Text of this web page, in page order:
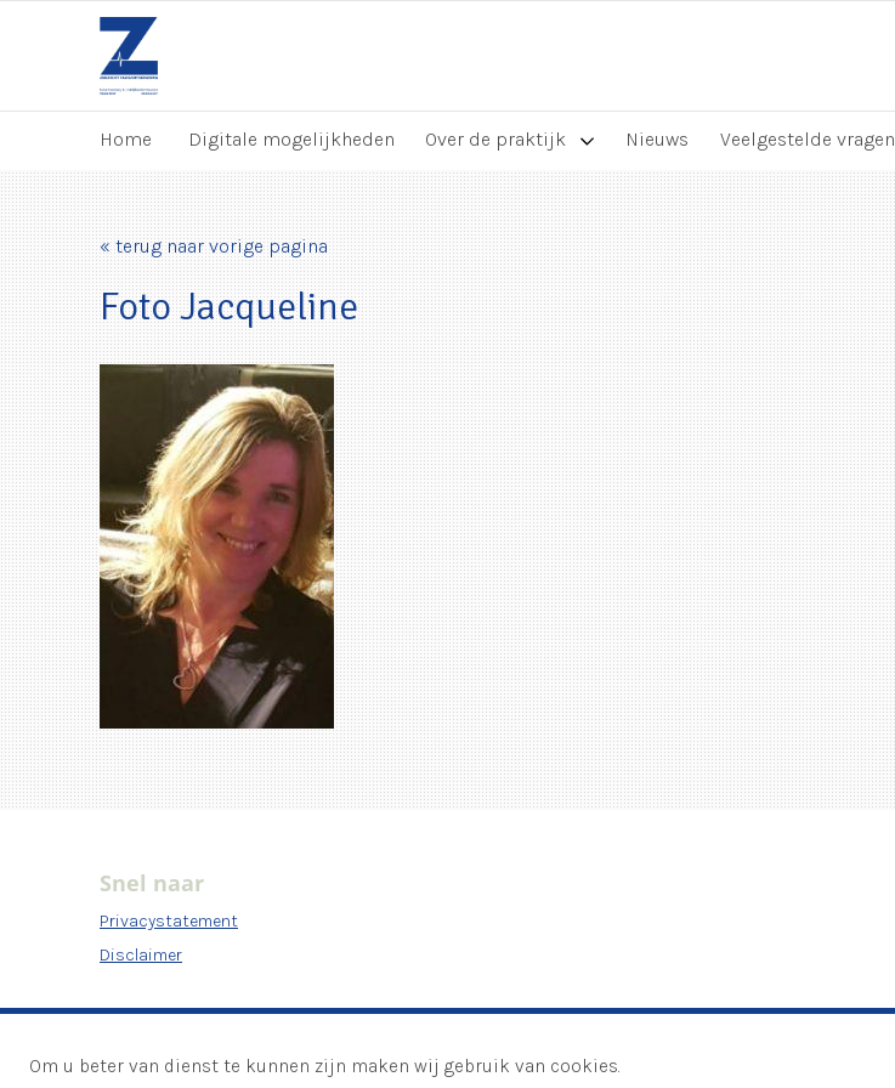
Home Digitale mogelijkheden Over de praktijk Nieuws Veelgestelde vragen
« terug naar vorige pagina
Foto Jacqueline
Snel naar
Privacystatement
Disclaimer
Om u beter van dienst te kunnen zijn maken wij gebruik van cookies.